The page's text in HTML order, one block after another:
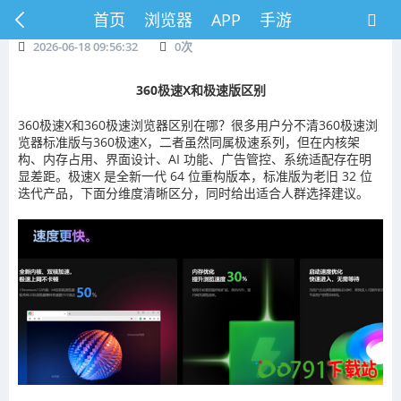
首页 浏览器 APP 手游
2026-06-18 09:56:32 0次
360极速X和极速版区别
360极速X和360极速浏览器区别在哪？很多用户分不清360极速浏
览器标准版与360极速X，二者虽然同属极速系列，但在内核架
构、内存占用、界面设计、AI 功能、广告管控、系统适配存在明
显差距。极速X 是全新一代 64 位重构版本，标准版为老旧 32 位
迭代产品，下面分维度清晰区分，同时给出适合人群选择建议。